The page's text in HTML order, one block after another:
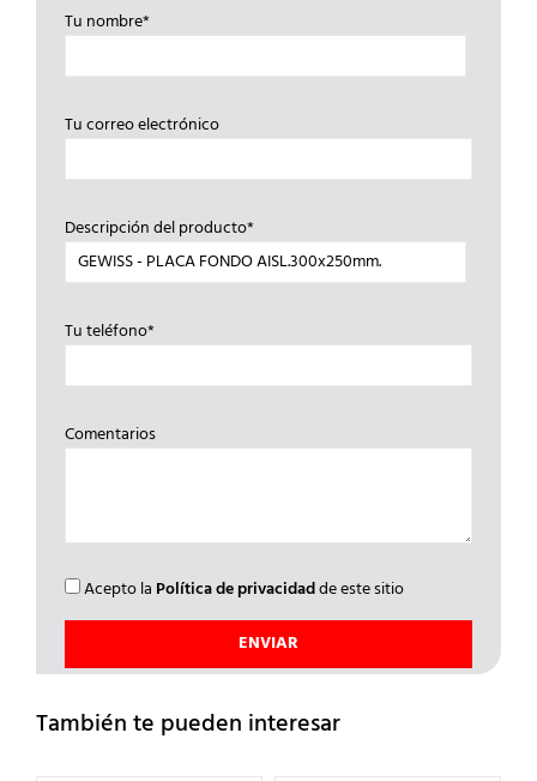
Tu nombre*
Tu correo electrónico
Descripción del producto*
Tu teléfono*
Comentarios
Acepto la Política de privacidadde este sitio
También te pueden interesar